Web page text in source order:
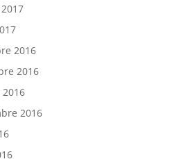
2016
2016
2016